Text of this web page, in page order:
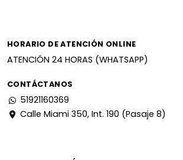
HORARIO DE ATENCIÓN ONLINE
ATENCIÓN 24 HORAS (WHATSAPP)
CONTÁCTANOS
51921160369
Calle Miami 350, Int. 190 (Pasaje 8)